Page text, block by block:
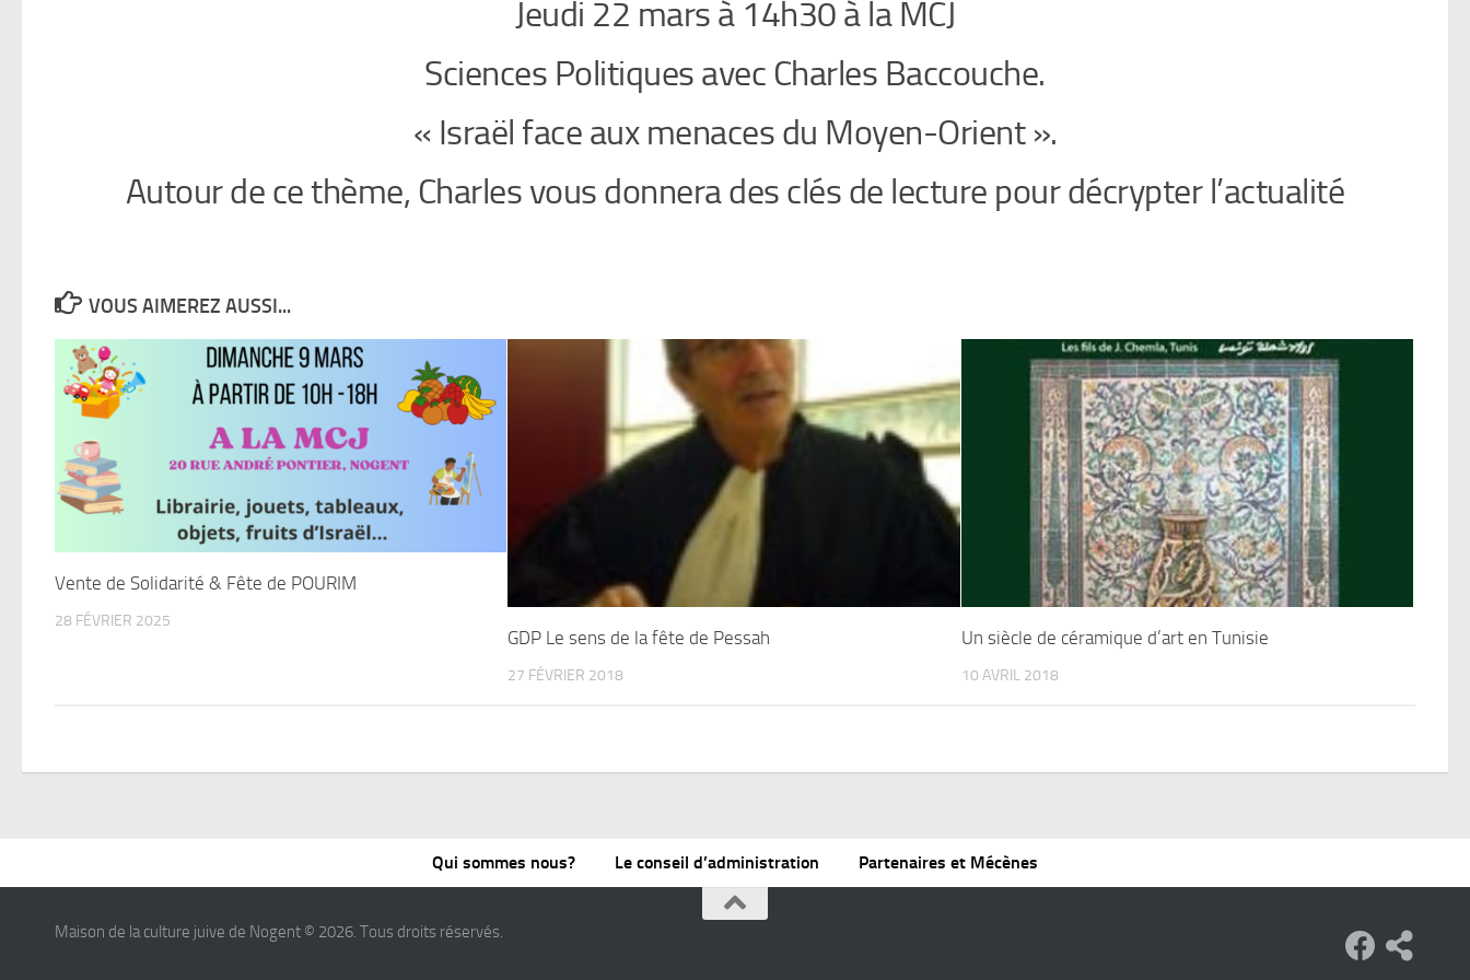
Jeudi 22 mars à 14h30 à la MCJ
Sciences Politiques avec Charles Baccouche.
« Israël face aux menaces du Moyen-Orient ».
Autour de ce thème, Charles vous donnera des clés de lecture pour décrypter l’actualité
VOUS AIMEREZ AUSSI...
Vente de Solidarité & Fête de POURIM
28 FÉVRIER 2025
GDP Le sens de la fête de Pessah
27 FÉVRIER 2018
Un siècle de céramique d’art en Tunisie
10 AVRIL 2018
Qui sommes nous? Le conseil d’administration Partenaires et Mécènes
Maison de la culture juive de Nogent © 2026. Tous droits réservés.